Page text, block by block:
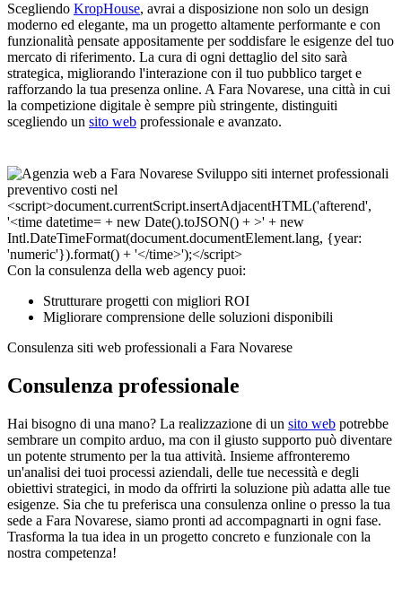
Scegliendo KropHouse, avrai a disposizione non solo un design
moderno ed elegante, ma un progetto altamente performante e con
funzionalità pensate appositamente per soddisfare le esigenze del tuo
mercato di riferimento. La cura di ogni dettaglio del sito sarà
strategica, migliorando l'interazione con il tuo pubblico target e
rafforzando la tua presenza online. A Fara Novarese, una città in cui
la competizione digitale è sempre più stringente, distinguiti
scegliendo un sito web professionale e avanzato.
Con la consulenza della web agency puoi:
Strutturare progetti con migliori ROI
Migliorare comprensione delle soluzioni disponibili
Consulenza siti web professionali a Fara Novarese
Consulenza professionale
Hai bisogno di una mano? La realizzazione di un sito web potrebbe
sembrare un compito arduo, ma con il giusto supporto può diventare
un potente strumento per la tua attività. Insieme affronteremo
un'analisi dei tuoi processi aziendali, delle tue necessità e degli
obiettivi strategici, in modo da offrirti la soluzione più adatta alle tue
esigenze. Sia che tu preferisca una consulenza online o presso la tua
sede a Fara Novarese, siamo pronti ad accompagnarti in ogni fase.
Trasforma la tua idea in un progetto concreto e funzionale con la
nostra competenza!